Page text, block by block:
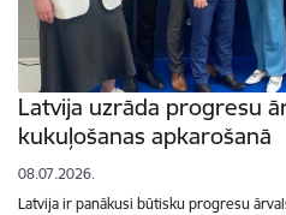
Latvija uzrāda progresu
kukuļošanas apkarošanā
08.07.2026.
Latvija ir panākusi būtisku progresu